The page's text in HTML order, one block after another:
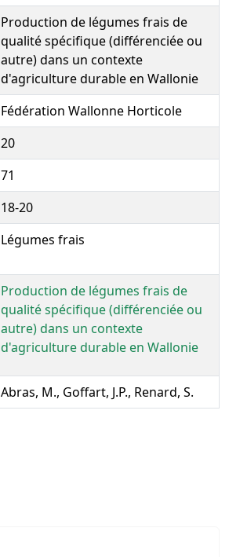
Production de légumes frais de
qualité spécifique (différenciée ou
autre) dans un contexte
d'agriculture durable en Wallonie
Fédération Wallonne Horticole
20
71
18-20
Légumes frais
Production de légumes frais de
qualité spécifique (différenciée ou
autre) dans un contexte
d'agriculture durable en Wallonie
Abras, M., Goffart, J.P., Renard, S.